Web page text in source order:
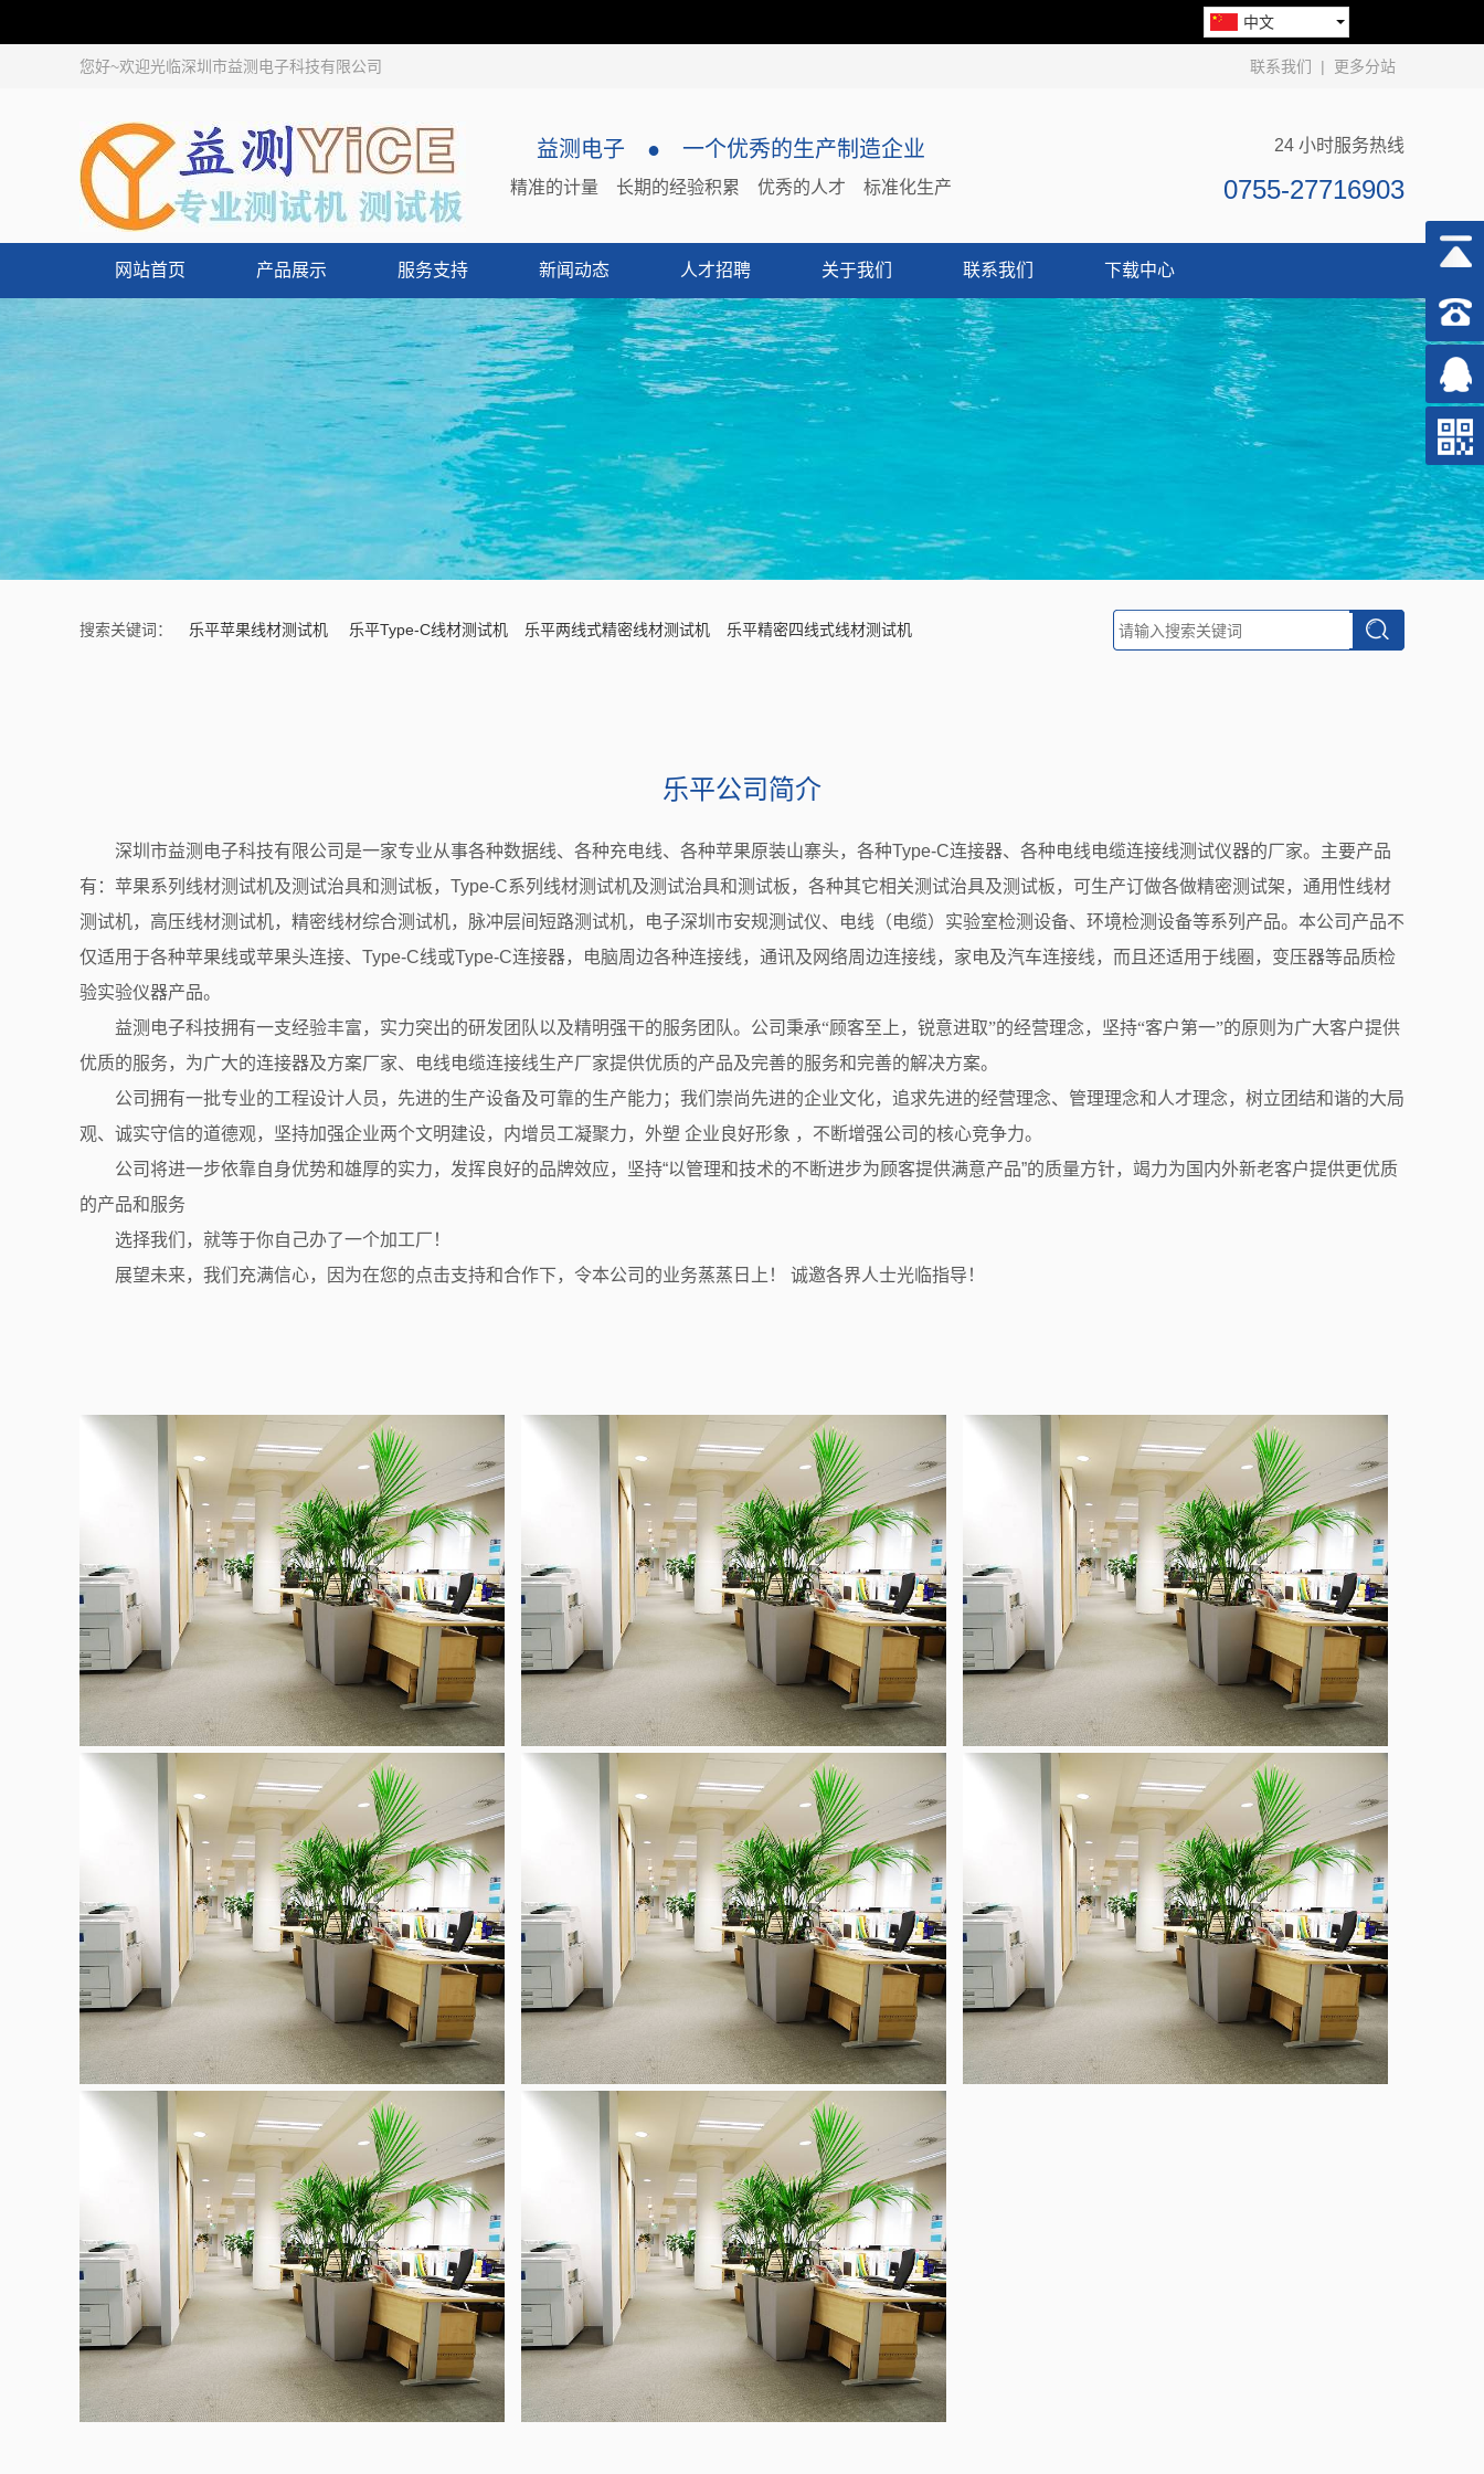
中文
您好~欢迎光临深圳市益测电子科技有限公司 联系我们 | 更多分站
益测电子 ● 一个优秀的生产制造企业
精准的计量 长期的经验积累 优秀的人才 标准化生产
24 小时服务热线
0755-27716903
网站首页 产品展示 服务支持 新闻动态 人才招聘 关于我们 联系我们 下载中心
搜索关键词： 乐平苹果线材测试机 乐平Type-C线材测试机 乐平两线式精密线材测试机 乐平精密四线式线材测试机
乐平公司简介
深圳市益测电子科技有限公司是一家专业从事各种数据线、各种充电线、各种苹果原装山寨头，各种Type-C连接器、各种电线电缆连接线测试仪器的厂家。主要产品
有：苹果系列线材测试机及测试治具和测试板， Type-C系列线材测试机及测试治具和测试板，各种其它相关测试治具及测试板，可生产订做各做精密测试架，通用性线材
测试机，高压线材测试机，精密线材综合测试机，脉冲层间短路测试机，电子深圳市安规测试仪、电线（电缆）实验室检测设备、环境检测设备等系列产品。本公司产品不
仅适用于各种苹果线或苹果头连接、 Type-C线或Type-C连接器，电脑周边各种连接线，通讯及网络周边连接线，家电及汽车连接线，而且还适用于线圈，变压器等品质检
验实验仪器产品。
益测电子科技拥有一支经验丰富，实力突出的研发团队以及精明强干的服务团队。公司秉承“顾客至上，锐意进取”的经营理念，坚持“客户第一”的原则为广大客户提供
优质的服务，为广大的连接器及方案厂家、电线电缆连接线生产厂家提供优质的产品及完善的服务和完善的解决方案。
公司拥有一批专业的工程设计人员，先进的生产设备及可靠的生产能力；我们崇尚先进的企业文化，追求先进的经营理念、管理理念和人才理念，树立团结和谐的大局
观、诚实守信的道德观，坚持加强企业两个文明建设，内增员工凝聚力，外塑 企业良好形象 ，不断增强公司的核心竞争力。
公司将进一步依靠自身优势和雄厚的实力，发挥良好的品牌效应，坚持“以管理和技术的不断进步为顾客提供满意产品”的质量方针，竭力为国内外新老客户提供更优质
的产品和服务
选择我们，就等于你自己办了一个加工厂！
展望未来，我们充满信心，因为在您的点击支持和合作下，令本公司的业务蒸蒸日上！
诚邀各界人士光临指导！